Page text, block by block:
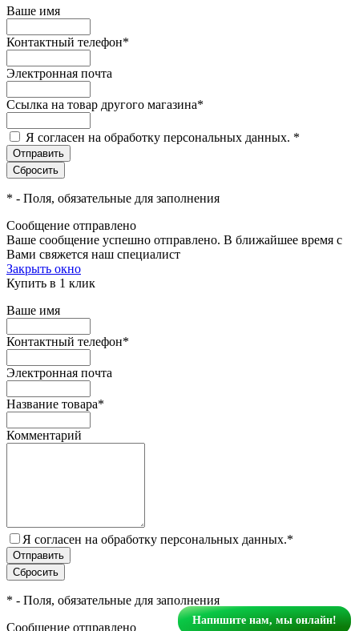
Ваше имя
Контактный телефон*
Электронная почта
Ссылка на товар другого магазина*
Я согласен на обработку персональных данных. *
* - Поля, обязательные для заполнения
Сообщение отправлено
Ваше сообщение успешно отправлено. В ближайшее время с
Вами свяжется наш специалист
Закрыть окно
Купить в 1 клик
Ваше имя
Контактный телефон*
Электронная почта
Название товара*
Комментарий
Я согласен на обработку персональных данных.*
* - Поля, обязательные для заполнения
Сообщение отправлено
Напишите нам, мы онлайн!